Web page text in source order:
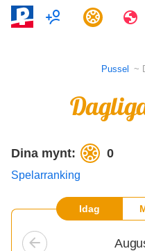
Multiplayer
Pussel
Dina mynt: 0
Spelarranking
Idag